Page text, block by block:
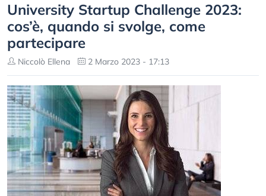
University Startup Challenge 2023:
cos’è, quando si svolge, come
partecipare
Niccolò Ellena 2 Marzo 2023 - 17:13